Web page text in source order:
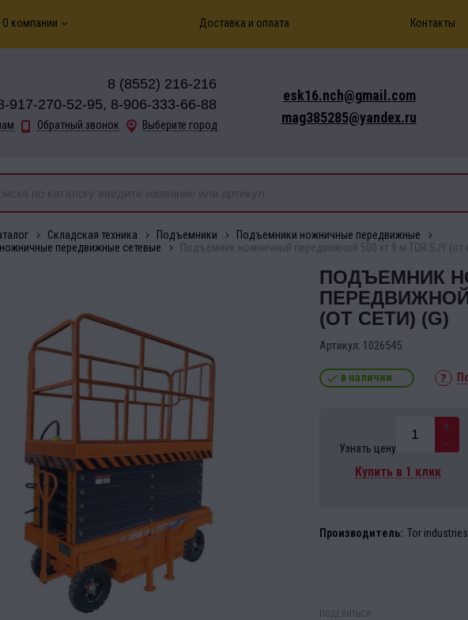
О компании Доставка и оплата Контакты
8 (8552) 216-216
917-270-52-95, 8-906-333-66-88
Обратный звонок Выберите город
esk16.nch@gmail.com
mag385285@yandex.ru
Складская техника Подъемники
Подъемники ножничные передвижные
передвижные сетевые
Подъемник ножничный передвижной 500 кг 9 м TOR SJY (от
ПОДЪЕМНИК
ПЕРЕДВИЖНОЙ
(ОТ СЕТИ) (G)
Артикул: 1026545
в наличии
Узнать цену
Купить в 1 клик
Производитель: Tor industries
ПОДЕЛИТЬСЯ: